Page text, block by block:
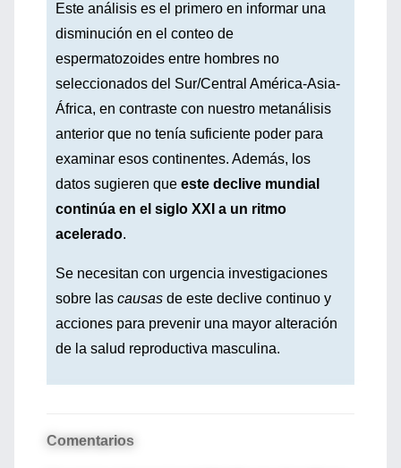
Este análisis es el primero en informar una
disminución en el conteo de
espermatozoides entre hombres no
seleccionados del Sur/Central América-Asia-
África, en contraste con nuestro metanálisis
anterior que no tenía suficiente poder para
examinar esos continentes. Además, los
datos sugieren que este declive mundial
continúa en el siglo XXI a un ritmo
acelerado.
Se necesitan con urgencia investigaciones
sobre las causas de este declive continuo y
acciones para prevenir una mayor alteración
de la salud reproductiva masculina.
Comentarios